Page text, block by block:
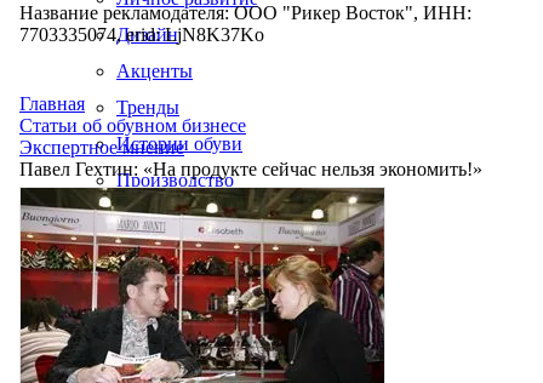
Дизайн
Акценты
Тренды
Истории обуви
Производство
Название рекламодателя: ООО "Рикер Восток", ИНН:
7703335074, erid: LjN8K37Ko
Главная
Статьи об обувном бизнесе
Экспертное мнение
Павел Гехтин: «На продукте сейчас нельзя экономить!»